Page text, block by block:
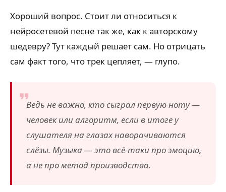
Хороший вопрос. Стоит ли относиться к
нейросетевой песне так же, как к авторскому
шедевру? Тут каждый решает сам. Но отрицать
сам факт того, что трек цепляет, — глупо.
Ведь не важно, кто сыграл первую ноту —
человек или алгоритм, если в итоге у
слушателя на глазах наворачиваются
слёзы. Музыка — это всё-таки про эмоцию,
а не про метод производства.